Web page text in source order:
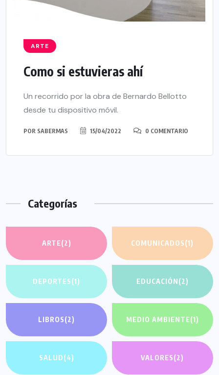
ARTE
Como si estuvieras ahí
Un recorrido por la obra de Bernardo Bellotto
desde tu dispositivo móvil.
POR SABERMAS 15/04/2022 0 COMENTARIO
Categorías
ARTE(2) COMUNICADOS(1)
DEPORTES(1) EDUCACIÓN(2)
LIBROS(2) MEDIO AMBIENTE(1)
SALUD(4) VALORES(2)